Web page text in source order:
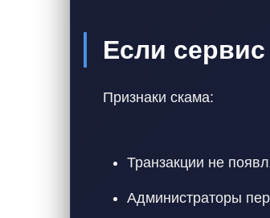
Если
Признаки скама:
Транзакции не
Администраторы